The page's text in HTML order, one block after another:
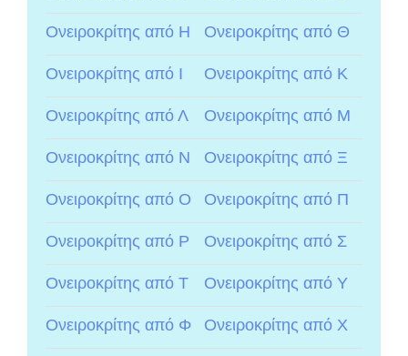
Ονειροκρίτης από Η Ονειροκρίτης από Θ
Ονειροκρίτης από Ι Ονειροκρίτης από Κ
Ονειροκρίτης από Λ Ονειροκρίτης από Μ
Ονειροκρίτης από Ν Ονειροκρίτης από Ξ
Ονειροκρίτης από Ο Ονειροκρίτης από Π
Ονειροκρίτης από Ρ Ονειροκρίτης από Σ
Ονειροκρίτης από Τ Ονειροκρίτης από Υ
Ονειροκρίτης από Φ Ονειροκρίτης από Χ